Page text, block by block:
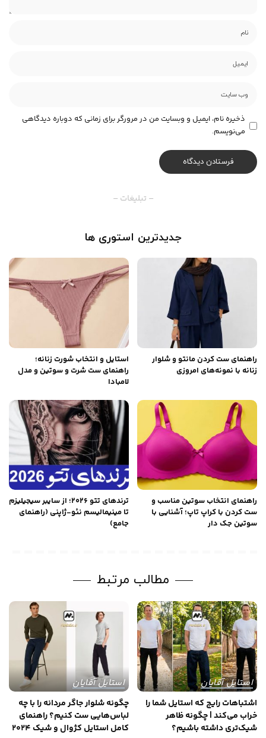
ذخیره نام، ایمیل و وبسایت من در مرورگر برای زمانی که دوباره دیدگاهی
می‌نویسم.
– تبلیغات –
جدیدترین استوری ها
راهنمای ست کردن مانتو و شلوار
زنانه با نمونه‌های امروزی
استایل و انتخاب شورت زنانه؛
راهنمای ست شرت و سوتین و مدل
لامبادا
راهنمای انتخاب سوتین مناسب و
ست کردن با کراپ تاپ؛ آشنایی با
سوتین جک دار
ترندهای تتو ۲۰۲۶؛ از سایبر سیجیلیزم
تا مینیمالیسم نئو-ژاپنی (راهنمای
جامع)
مطالب مرتبط
استایل آقایان
اشتباهات رایج که استایل شما را
خراب می‌کند | چگونه ظاهر
شیک‌تری داشته باشیم؟
استایل آقایان
چگونه شلوار جاگر مردانه را با چه
لباس‌هایی ست کنیم؟ راهنمای
کامل استایل کژوال و شیک 2024